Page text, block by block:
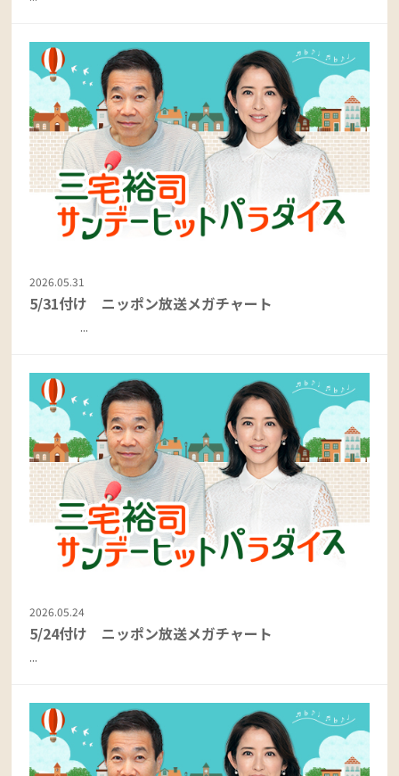
2026.05.31
5/31付け ニッポン放送メガチャート
...
2026.05.24
5/24付け ニッポン放送メガチャート
...